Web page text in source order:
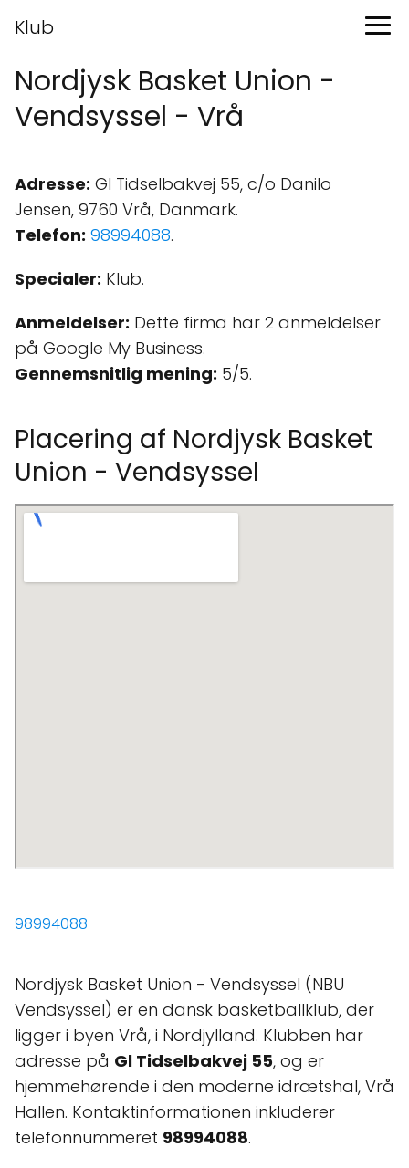
Klub
Nordjysk Basket Union -
Vendsyssel - Vrå
Adresse: Gl Tidselbakvej 55, c/o Danilo
Jensen, 9760 Vrå, Danmark.
Telefon: 98994088.
Specialer: Klub.
Anmeldelser: Dette firma har 2 anmeldelser
på Google My Business.
Gennemsnitlig mening: 5/5.
Placering af Nordjysk Basket
Union - Vendsyssel
98994088
Nordjysk Basket Union - Vendsyssel (NBU
Vendsyssel) er en dansk basketballklub, der
ligger i byen Vrå, i Nordjylland. Klubben har
adresse på Gl Tidselbakvej 55, og er
hjemmehørende i den moderne idrætshal, Vrå
Hallen. Kontaktinformationen inkluderer
telefonnummeret 98994088.